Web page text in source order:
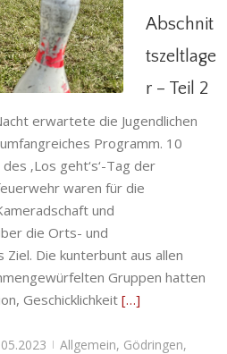
,Hotteln,
,Schliekum,
Abschnit
tszeltlage
r – Teil 2
erwartete die Jugendlichen
Programm. 10
‚Los geht‘s‘-Tag der
waren für die
und
die Orts- und
Die kunterbunt aus allen
Gruppen hatten
Geschicklichkeit […]
| Allgemein, Gödringen,